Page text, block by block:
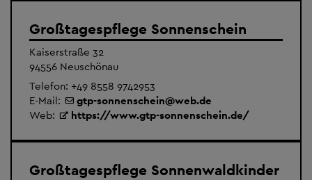
Großtagespflege Sonnenschein
Kaiserstraße 32
94556 Neuschönau
Telefon: +49 8558 9742953
E-Mail:
gtp-sonnenschein@web.de
Web:
https://www.gtp-sonnenschein.de/
Großtagespflege Sonnenwaldkinder